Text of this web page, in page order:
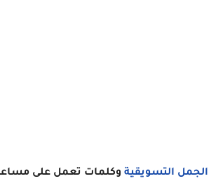
الجمل التسويقية وكلمات تعمل على